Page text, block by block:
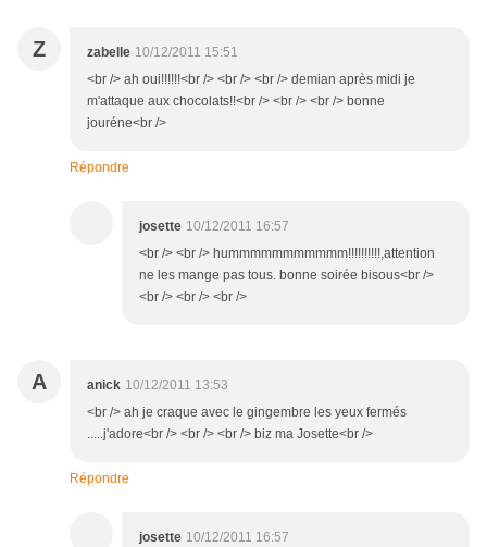
Z zabelle 10/12/2011 15:51
<br /> ah oui!!!!!!<br /> <br /> <br /> demian après midi je
m'attaque aux chocolats!!<br /> <br /> <br /> bonne
jouréne<br />
Répondre
josette 10/12/2011 16:57
<br /> <br /> hummmmmmmmmmm!!!!!!!!!!,attention
ne les mange pas tous. bonne soirée bisous<br />
<br /> <br /> <br />
A anick 10/12/2011 13:53
<br /> ah je craque avec le gingembre les yeux fermés
.....j'adore<br /> <br /> <br /> biz ma Josette<br />
Répondre
josette 10/12/2011 16:57